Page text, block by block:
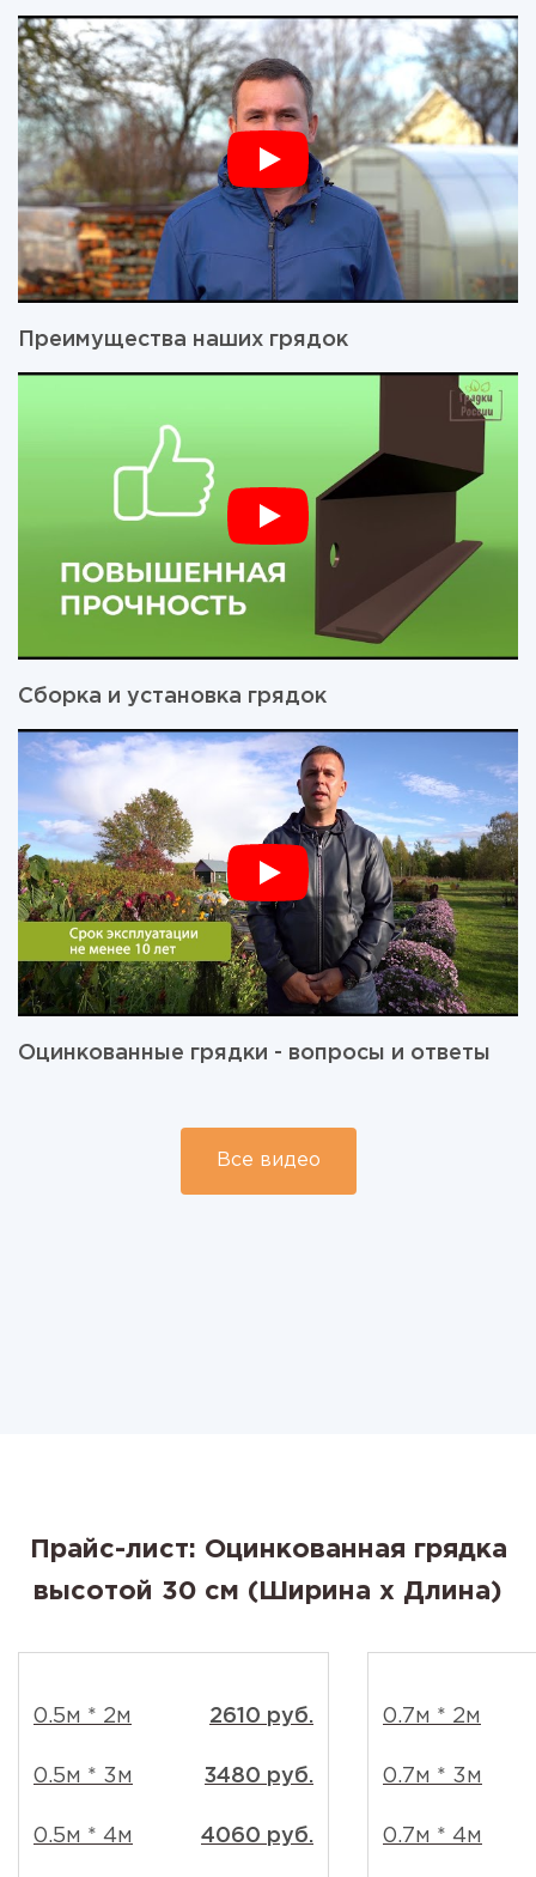
Преимущества наших грядок
Сборка и установка грядок
Оцинкованные грядки - вопросы и ответы
Все видео
Прайс-лист: Оцинкованная грядка
высотой 30 см (Ширина x Длина)
0.5м * 2м 2610 руб.
0.5м * 3м 3480 руб.
0.5м * 4м 4060 руб.
0.7м * 2м
0.7м * 3м
0.7м * 4м